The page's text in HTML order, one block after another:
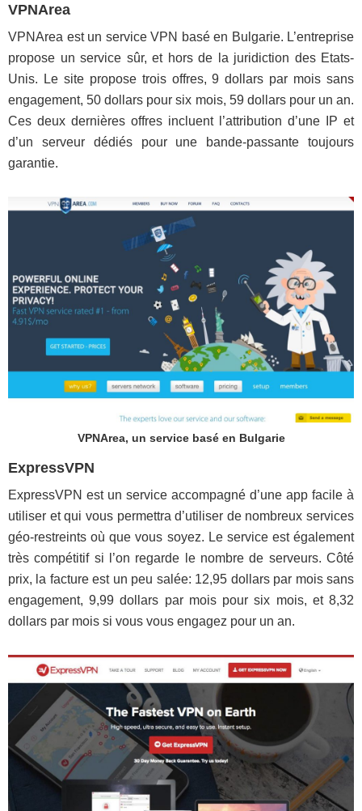
VPNArea
VPNArea est un service VPN basé en Bulgarie. L’entreprise
propose un service sûr, et hors de la juridiction des Etats-
Unis. Le site propose trois offres, 9 dollars par mois sans
engagement, 50 dollars pour six mois, 59 dollars pour un an.
Ces deux dernières offres incluent l’attribution d’une IP et
d’un serveur dédiés pour une bande-passante toujours
garantie.
VPNArea, un service basé en Bulgarie
ExpressVPN
ExpressVPN est un service accompagné d’une app facile à
utiliser et qui vous permettra d’utiliser de nombreux services
géo-restreints où que vous soyez. Le service est également
très compétitif si l’on regarde le nombre de serveurs. Côté
prix, la facture est un peu salée: 12,95 dollars par mois sans
engagement, 9,99 dollars par mois pour six mois, et 8,32
dollars par mois si vous vous engagez pour un an.